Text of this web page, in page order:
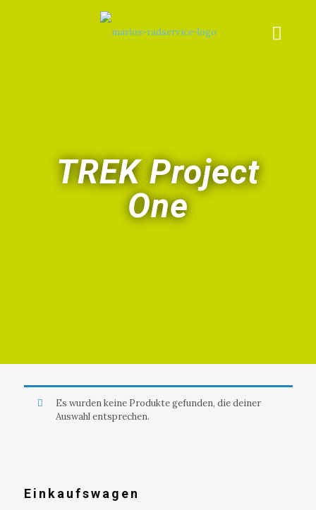
TREK Project
One
Es wurden keine Produkte gefunden, die deiner
Auswahl entsprechen.
Einkaufswagen